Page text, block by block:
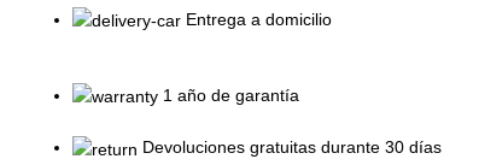
Entrega a domicilio
1 año de garantía
Devoluciones gratuitas durante 30 días